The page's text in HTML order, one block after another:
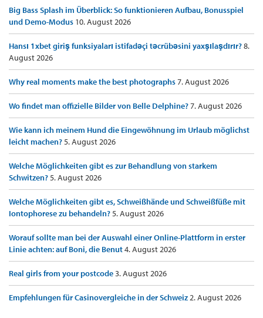
Big Bass Splash im Überblick: So funktionieren Aufbau, Bonusspiel
und Demo-Modus 10. August 2026
Hansı 1xbet giriş funksiyaları istifadəçi təcrübəsini yaxşılaşdırır?8.
August 2026
Why real moments make the best photographs7. August 2026
Wo findet man offizielle Bilder von Belle Delphine?7. August 2026
Wie kann ich meinem Hund die Eingewöhnung im Urlaub möglichst
leicht machen?5. August 2026
Welche Möglichkeiten gibt es zur Behandlung von starkem
Schwitzen?5. August 2026
Welche Möglichkeiten gibt es, Schweißhände und Schweißfüße mit
Iontophorese zu behandeln?5. August 2026
Worauf sollte man bei der Auswahl einer Online-Plattform in erster
Linie achten: auf Boni, die Benut4. August 2026
Real girls from your postcode3. August 2026
Empfehlungen für Casinovergleiche in der Schweiz2. August 2026